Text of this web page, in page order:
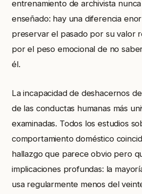
entrenamiento de archivista
enseñado: hay una diferencia
preservar el pasado por su valor
por el peso emocional de no
él.
La incapacidad de deshacernos
de las conductas humanas más
examinadas. Todos los estudios
comportamiento doméstico
hallazgo que parece obvio pero
implicaciones profundas: la
usa regularmente menos del